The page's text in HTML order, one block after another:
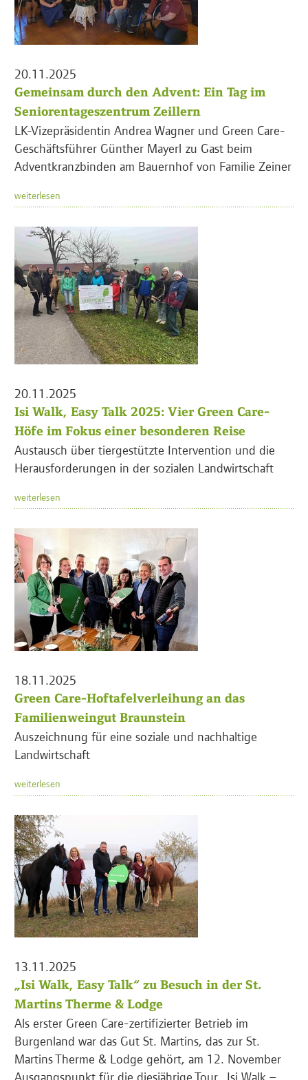
20.11.2025
Gemeinsam durch den Advent: Ein Tag im
Seniorentageszentrum Zeillern
LK-Vizepräsidentin Andrea Wagner und Green Care-
Geschäftsführer Günther Mayerl zu Gast beim
Adventkranzbinden am Bauernhof von Familie Zeiner
weiterlesen
20.11.2025
Isi Walk, Easy Talk 2025: Vier Green Care-
Höfe im Fokus einer besonderen Reise
Austausch über tiergestützte Intervention und die
Herausforderungen in der sozialen Landwirtschaft
weiterlesen
18.11.2025
Green Care-Hoftafelverleihung an das
Familienweingut Braunstein
Auszeichnung für eine soziale und nachhaltige
Landwirtschaft
weiterlesen
13.11.2025
„Isi Walk, Easy Talk“ zu Besuch in der St.
Martins Therme & Lodge
Als erster Green Care-zertifizierter Betrieb im
Burgenland war das Gut St. Martins, das zur St.
Martins Therme & Lodge gehört, am 12. November
Ausgangspunkt für die diesjährige Tour „Isi Walk –